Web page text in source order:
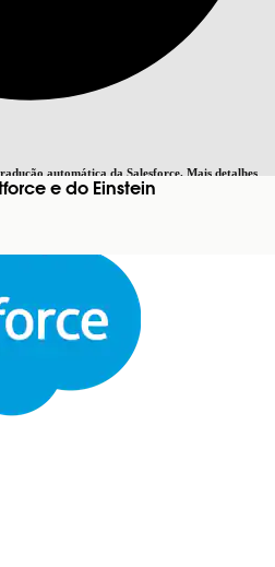
automática da Salesforce. Mais detalhes
e do Einstein
Pesquisar